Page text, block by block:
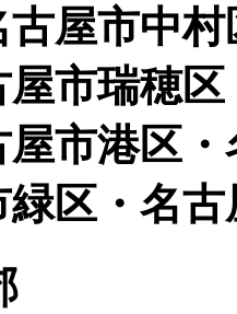
屋市中
市瑞穂
市港区
緑区・名